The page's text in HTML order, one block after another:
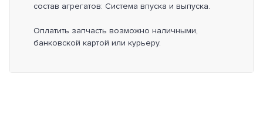
состав агрегатов: Система впуска и выпуска.
Оплатить запчасть возможно наличными,
банковской картой или курьеру.